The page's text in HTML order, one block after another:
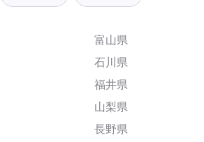
富山県
石川県
福井県
山梨県
長野県